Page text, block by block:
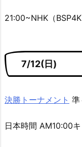
21:00~NHK（BSP4K
7/12(日)
決勝トーナメント 準
日本時間 AM10:00